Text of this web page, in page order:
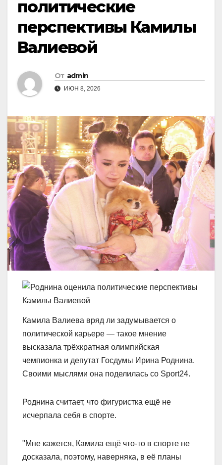
политические
перспективы Камилы
Валиевой
От admin
ИЮН 8, 2026
Камила Валиева вряд ли задумывается о
политической карьере — такое мнение
высказала трёхкратная олимпийская
чемпионка и депутат Госдумы Ирина Роднина.
Своими мыслями она поделилась со Sport24.
Роднина считает, что фигуристка ещё не
исчерпала себя в спорте.
"Мне кажется, Камила ещё что-то в спорте не
досказала, поэтому, наверняка, в её планы